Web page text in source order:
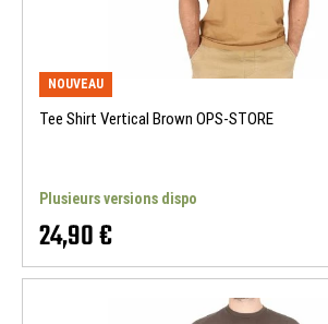
NOUVEAU
Tee Shirt Vertical Brown OPS-STORE
Plusieurs versions dispo
24,90 €